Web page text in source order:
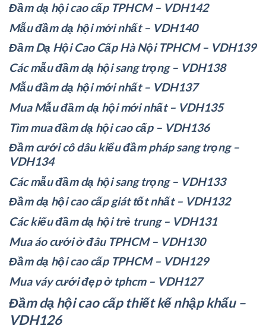
Đầm dạ hội cao cấp TPHCM – VDH142
Mẫu đầm dạ hội mới nhất – VDH140
Đầm Dạ Hội Cao Cấp Hà Nội TPHCM – VDH139
Các mẫu đầm dạ hội sang trọng – VDH138
Mẫu đầm dạ hội mới nhất – VDH137
Mua Mẫu đầm dạ hội mới nhất – VDH135
Tìm mua đầm dạ hội cao cấp – VDH136
Đầm cưới cô dâu kiểu đầm pháp sang trọng –
VDH134
Các mẫu đầm dạ hội sang trọng – VDH133
Đầm dạ hội cao cấp giát tốt nhất – VDH132
Các kiểu đầm dạ hội trẻ trung – VDH131
Mua áo cưới ở đâu TPHCM – VDH130
Đầm dạ hội cao cấp TPHCM – VDH129
Mua váy cưới đẹp ở tphcm – VDH127
Đầm dạ hội cao cấp thiết kế nhập khẩu –
VDH126